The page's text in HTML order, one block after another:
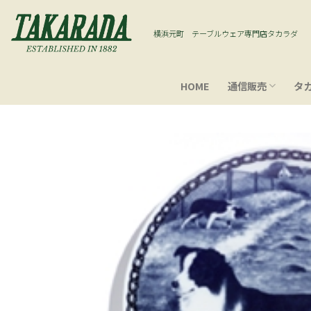
content
横浜元町 テーブルウェア専門店タカラダ
HOME 通信販売 タ